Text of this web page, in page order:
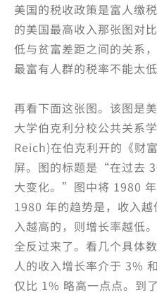
美国的税收政策是富人缴
的美国最高收入那张图对
低与贫富差距之间的关系
最富有人群的税率不能太低
再看下面这张图。该图是
大学伯克利分校公共关系
Reich)在伯克利开的《财
屏。图的标题是“在过去
大变化。”图中将 1980 年
1980 年的趋势是，收入
入越高的，则增长率越低
全反过来了。看几个具体
人的收入增长率介于 3%
仅比 1% 略高一点点。到